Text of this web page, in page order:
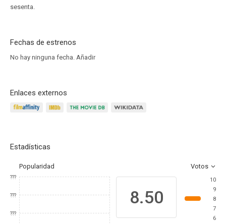
sesenta.
Fechas de estrenos
No hay ninguna fecha. Añadir
Enlaces externos
Estadísticas
Popularidad Votos
???
???
???
8.50
10
9
8
7
6